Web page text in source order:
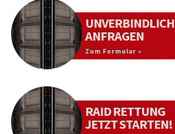
UNVERBINDLICH
ANFRAGEN
Zum Formular »
RAID RETTUNG
JETZT STARTEN!